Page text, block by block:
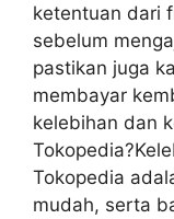
ketentuan dari
sebelum
pastikan juga
membayar
kelebihan dan
Tokopedia
mudah, serta